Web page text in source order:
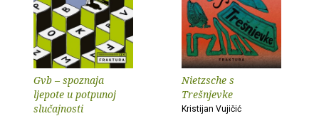
Gvb – spoznaja
ljepote u potpunoj
slučajnosti
Nietzsche s
Trešnjevke
Kristijan Vujičić